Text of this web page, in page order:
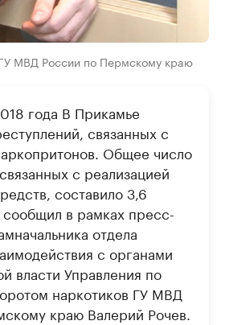
МВД России по Пермскому краю
года В Прикамье
связанных с
Общее число
с реализацией
составило 3,6
в рамках пресс-
отдела
с органами
власти Управления по
наркотиков ГУ МВД
краю Валерий Рочев.